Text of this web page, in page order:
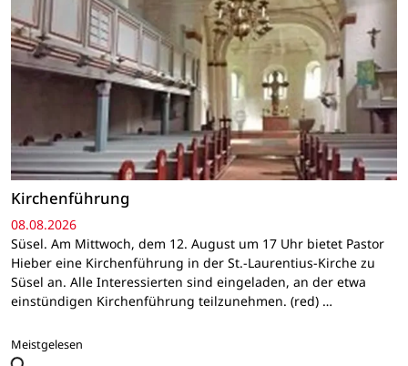
Kirchenführung
08.08.2026
Süsel. Am Mittwoch, dem 12. August um 17 Uhr bietet Pastor
Hieber eine Kirchenführung in der St.-Laurentius-Kirche zu
Süsel an. Alle Interessierten sind eingeladen, an der etwa
einstündigen Kirchenführung teilzunehmen. (red) …
Meistgelesen